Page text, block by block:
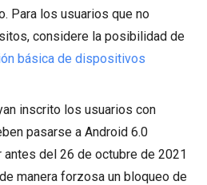
Para los usuarios que no
considere la posibilidad de
básica de dispositivos
inscrito los usuarios con
pasarse a Android 6.0
del 26 de octubre de 2021
manera forzosa un bloqueo de